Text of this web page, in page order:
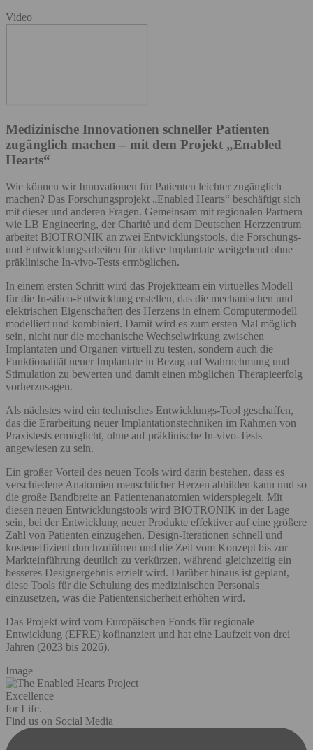
Video
Medizinische Innovationen schneller Patienten
zugänglich machen – mit dem Projekt „Enabled
Hearts“
Wie können wir Innovationen für Patienten leichter zugänglich
machen? Das Forschungsprojekt „Enabled Hearts“ beschäftigt sich
mit dieser und anderen Fragen. Gemeinsam mit regionalen Partnern
wie LB Engineering, der Charité und dem Deutschen Herzzentrum
arbeitet BIOTRONIK an zwei Entwicklungstools, die Forschungs-
und Entwicklungsarbeiten für aktive Implantate weitgehend ohne
präklinische In-vivo-Tests ermöglichen.
In einem ersten Schritt wird das Projektteam ein virtuelles Modell
für die In-silico-Entwicklung erstellen, das die mechanischen und
elektrischen Eigenschaften des Herzens in einem Computermodell
modelliert und kombiniert. Damit wird es zum ersten Mal möglich
sein, nicht nur die mechanische Wechselwirkung zwischen
Implantaten und Organen virtuell zu testen, sondern auch die
Funktionalität neuer Implantate in Bezug auf Wahrnehmung und
Stimulation zu bewerten und damit einen möglichen Therapieerfolg
vorherzusagen.
Als nächstes wird ein technisches Entwicklungs-Tool geschaffen,
das die Erarbeitung neuer Implantationstechniken im Rahmen von
Praxistests ermöglicht, ohne auf präklinische In-vivo-Tests
angewiesen zu sein.
Ein großer Vorteil des neuen Tools wird darin bestehen, dass es
verschiedene Anatomien menschlicher Herzen abbilden kann und so
die große Bandbreite an Patientenanatomien widerspiegelt. Mit
diesen neuen Entwicklungstools wird BIOTRONIK in der Lage
sein, bei der Entwicklung neuer Produkte effektiver auf eine größere
Zahl von Patienten einzugehen, Design-Iterationen schnell und
kosteneffizient durchzuführen und die Zeit vom Konzept bis zur
Markteinführung deutlich zu verkürzen, während gleichzeitig ein
besseres Designergebnis erzielt wird. Darüber hinaus ist geplant,
diese Tools für die Schulung des medizinischen Personals
einzusetzen, was die Patientensicherheit erhöhen wird.
Das Projekt wird vom Europäischen Fonds für regionale
Entwicklung (EFRE) kofinanziert und hat eine Laufzeit von drei
Jahren (2023 bis 2026).
Image
Excellence
for Life.
Find us on Social Media